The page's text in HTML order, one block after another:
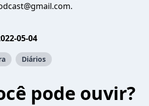
05-04
Diários
pode ouvir?